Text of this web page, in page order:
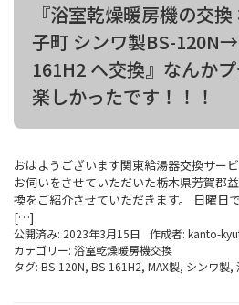
『浴室乾燥暖房機の交
子町 シンワ製BS-
161H2 へ交換』なんか
楽しかったです！！！
おはようございます関東給湯器交換サー
お伺いをさせていただいた栃木県芳賀郡
換をご紹介させていただきます。 日曜日
[…]
公開済み: 2023年3月15日 作成者: kanto-
カテゴリー: 浴室乾燥暖房機交換
タグ: BS-120N, BS-161H2, MAX製, シンワ製,